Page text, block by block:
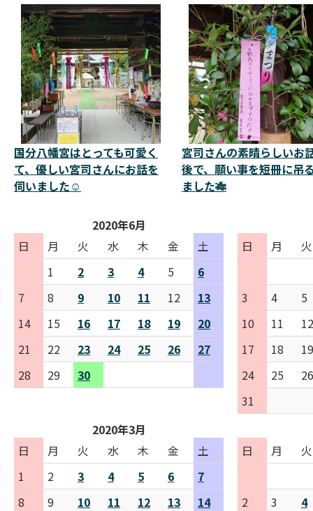
国分八幡宮はとっても可愛く
て、優しい宮司さんにお話を
伺いました☺️
宮司さんの素晴らしいお
後で、願い事を短冊に吊
ました🎋
2020年6月
日
月 火 水 木 金
土
1
2 3 4 5
6
7
8 9 10 11 12
13
14
15 16 17 18 19
20
21
22 23 24 25 26
27
28
29 30
日 月 火
3 4
5
10
11
12
17
18
19
24
25
26
31
2020年3月
日
月 火 水 木 金
土
1
2 3 4 5 6
7
8
9 10 11 12 13
14
日 月 火
2 3
4